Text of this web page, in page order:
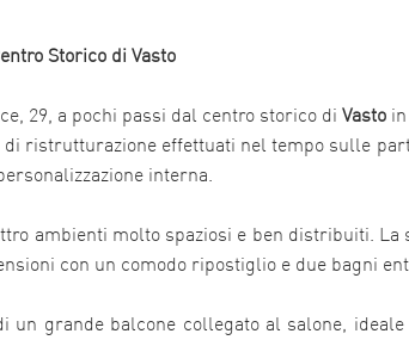
Storico diVasto
29, a pochi passi dal centro storico diVasto
ristrutturazione effettuati nel tempo sulle
interna.
ambienti molto spaziosi e ben distribuiti.
con un comodo ripostiglio e due bagni
un grande balcone collegato al salone,